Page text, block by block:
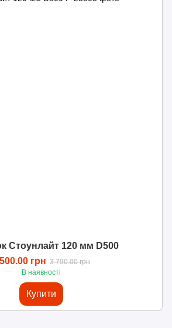
Стоунлайт 120 мм D500
грн 3 790.00 грн
В наявності
Купити